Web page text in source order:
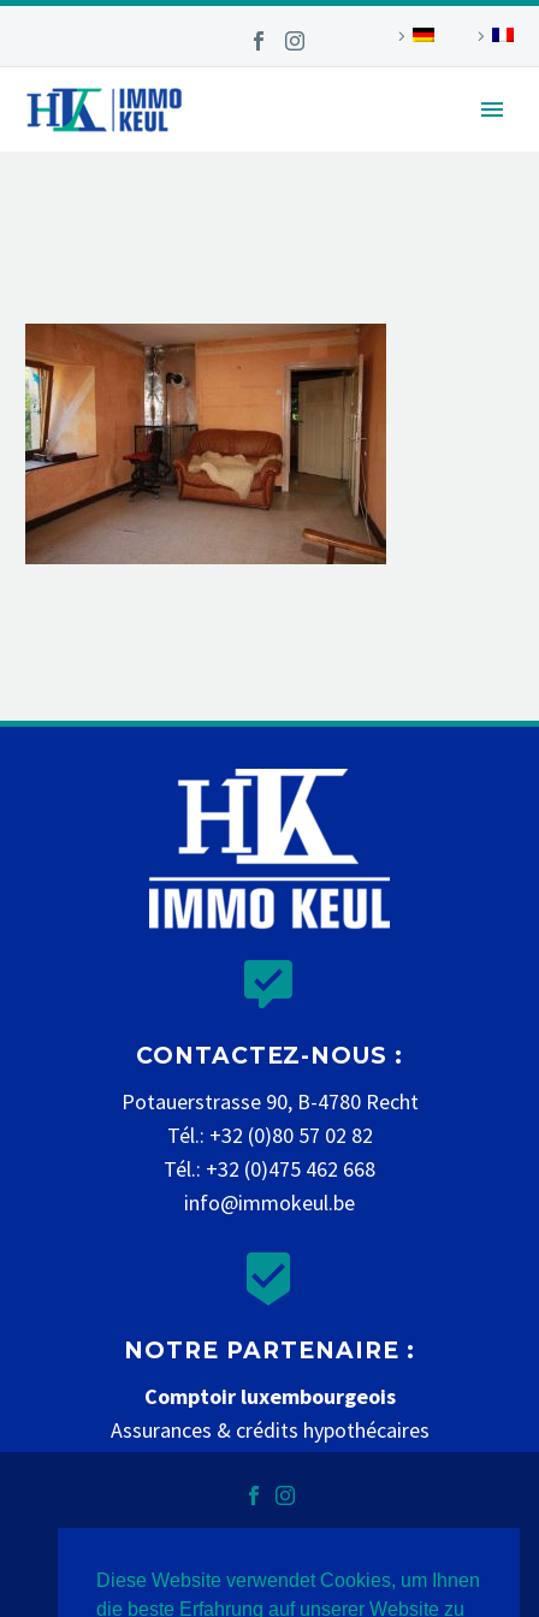


CONTACTEZ-NOUS :
Potauerstrasse 90, B-4780 Recht
Tél.: +32 (0)80 57 02 82
Tél.: +32 (0)475 462 668
info@immokeul.be


NOTRE PARTENAIRE :
Comptoir luxembourgeois
Assurances & crédits hypothécaires
Datenschutz Impressum Kontakt
Diese Website verwendet Cookies, um Ihnen
die beste Erfahrung auf unserer Website zu